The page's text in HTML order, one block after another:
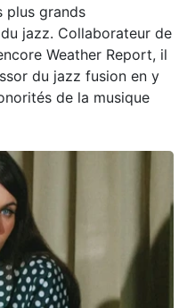
plus grands
jazz. Collaborateur de
Weather Report, il
du jazz fusion en y
de la musique